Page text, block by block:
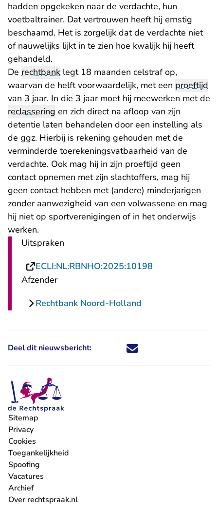
hadden opgekeken naar de verdachte, hun
voetbaltrainer. Dat vertrouwen heeft hij ernstig
beschaamd. Het is zorgelijk dat de verdachte niet
of nauwelijks lijkt in te zien hoe kwalijk hij heeft
gehandeld.
De rechtbank legt 18 maanden celstraf op,
waarvan de helft voorwaardelijk, met een proeftijd
van 3 jaar. In die 3 jaar moet hij meewerken met de
reclassering en zich direct na afloop van zijn
detentie laten behandelen door een instelling als
de ggz. Hierbij is rekening gehouden met de
verminderde toerekeningsvatbaarheid van de
verdachte. Ook mag hij in zijn proeftijd geen
contact opnemen met zijn slachtoffers, mag hij
geen contact hebben met (andere) minderjarigen
zonder aanwezigheid van een volwassene en mag
hij niet op sportverenigingen of in het onderwijs
werken.
Uitspraken
ECLI:NL:RBNHO:2025:10198
Afzender
Rechtbank Noord-Holland
Deel dit nieuwsbericht: Deel dit nieuwsbericht via X -
Deel dit nieuwsbericht via
Deel dit nieuwsbericht
Deel dit
Sitemap
Privacy
Cookies
Toegankelijkheid
Spoofing
Vacatures
- U verlaat Rechtspraak.nl
Archief
Over rechtspraak.nl